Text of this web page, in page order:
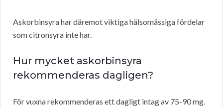
Askorbinsyra har däremot viktiga hälsomässiga fördelar
som citronsyra inte har.
Hur mycket askorbinsyra
rekommenderas dagligen?
För vuxna rekommenderas ett dagligt intag av 75-90 mg.